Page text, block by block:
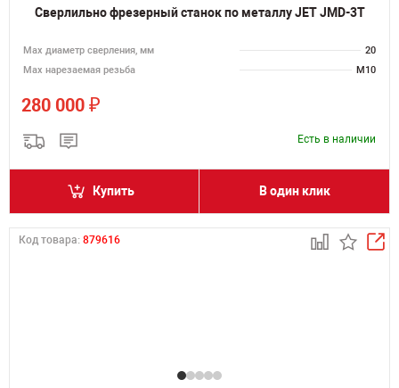
Сверлильно фрезерный станок по металлу JET JMD-3T
Мах диаметр сверления, мм
20
Мах нарезаемая резьба
M10
280 000 ₽
Есть в наличии
Купить В один клик
Код товара: 879616